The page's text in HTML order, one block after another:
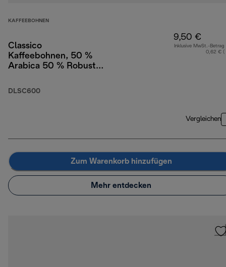
KAFFEEBOHNEN
Classico
Kaffeebohnen, 50 %
Arabica 50 % Robusta,
DLSC600
9,50 €
Inklusive MwSt.-Betrag
0,62 € (
Vergleichen
Zum Warenkorb hinzufügen
Mehr entdecken